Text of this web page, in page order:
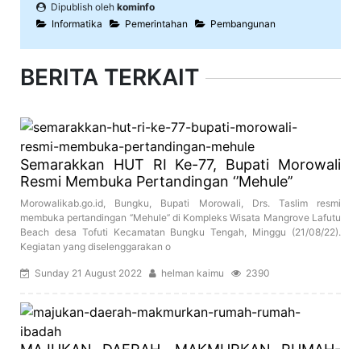
Dipublish oleh kominfo
Informatika
Pemerintahan Pembangunan
BERITA TERKAIT
Semarakkan HUT RI Ke-77, Bupati Morowali
Resmi Membuka Pertandingan ‘’Mehule’’
Morowalikab.go.id, Bungku, Bupati Morowali, Drs. Taslim resmi
membuka pertandingan ‘’Mehule’’ di Kompleks Wisata Mangrove Lafutu
Beach desa Tofuti Kecamatan Bungku Tengah, Minggu (21/08/22).
Kegiatan yang diselenggarakan o
Sunday 21 August 2022 helman kaimu 2390